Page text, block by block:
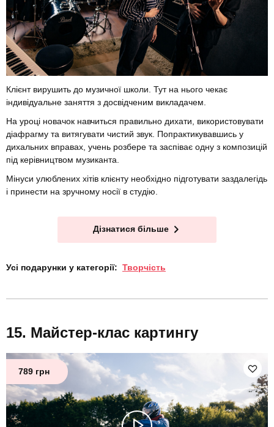
Клієнт вирушить до музичної школи. Тут на нього чекає
індивідуальне заняття з досвідченим викладачем.
На уроці новачок навчиться правильно дихати, використовувати
діафрагму та витягувати чистий звук. Попрактикувавшись у
дихальних вправах, учень розбере та заспіває одну з композицій
під керівництвом музиканта.
Мінуси улюблених хітів клієнту необхідно підготувати заздалегідь
і принести на зручному носії в студію.
Дізнатися більше
Усі подарунки у категорії: Творчість
Майстер-клас картингу
789 грн